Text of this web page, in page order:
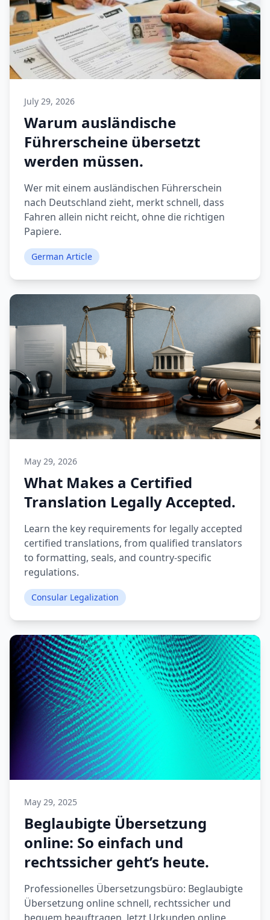
July 29, 2026
Warum ausländische
Führerscheine übersetzt
werden müssen.
Wer mit einem ausländischen Führerschein
nach Deutschland zieht, merkt schnell, dass
Fahren allein nicht reicht, ohne die richtigen
Papiere.
German Article
May 29, 2026
What Makes a Certified
Translation Legally Accepted.
Learn the key requirements for legally accepted
certified translations, from qualified translators
to formatting, seals, and country-specific
regulations.
Consular Legalization
May 29, 2025
Beglaubigte Übersetzung
online: So einfach und
rechtssicher geht’s heute.
Professionelles Übersetzungsbüro: Beglaubigte
Übersetzung online schnell, rechtssicher und